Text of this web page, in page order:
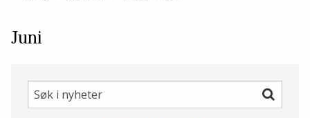
Juni
Søk
i
Søk